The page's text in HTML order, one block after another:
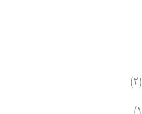
(۲)